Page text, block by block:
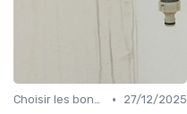
Choisir les bons outils •
27/12/2025